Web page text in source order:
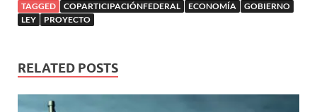
TAGGED COPARTICIPACIÓNFEDERAL ECONOMÍA
GOBIERNO
LEY
PROYECTO
RELATED POSTS